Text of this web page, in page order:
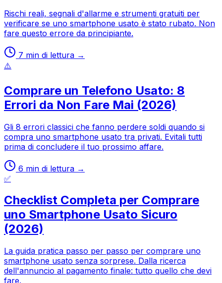
Rischi reali, segnali d'allarme e strumenti gratuiti per
verificare se uno smartphone usato è stato rubato. Non
fare questo errore da principiante.
7 min di lettura →
⚠️
Comprare un Telefono Usato: 8
Errori da Non Fare Mai (2026)
Gli 8 errori classici che fanno perdere soldi quando si
compra uno smartphone usato tra privati. Evitali tutti
prima di concludere il tuo prossimo affare.
6 min di lettura →
✅
Checklist Completa per Comprare
uno Smartphone Usato Sicuro
(2026)
La guida pratica passo per passo per comprare uno
smartphone usato senza sorprese. Dalla ricerca
dell'annuncio al pagamento finale: tutto quello che devi
fare.